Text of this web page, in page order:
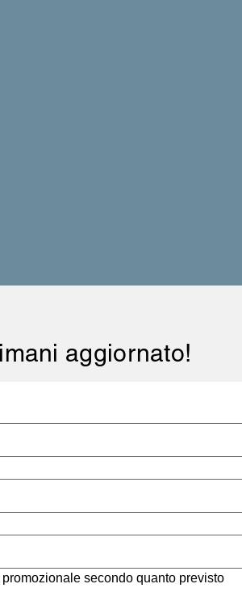
aggiornato!
secondo quanto previsto